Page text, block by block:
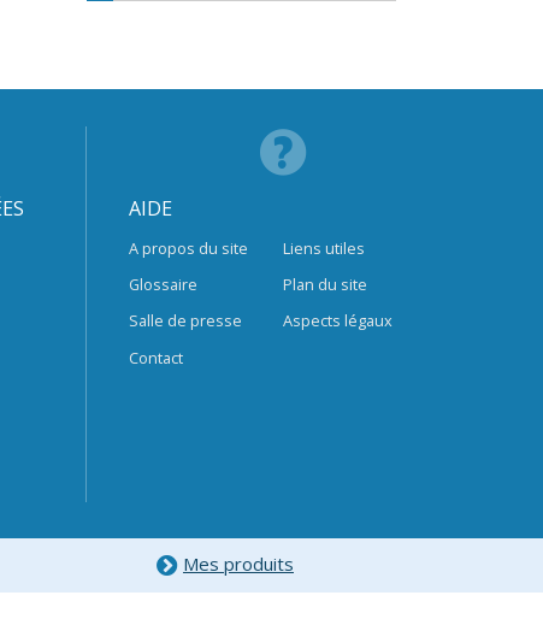
AIDE
A propos du site
Glossaire
Salle de presse
Contact
Liens utiles
Plan du site
Aspects légaux
Mes produits